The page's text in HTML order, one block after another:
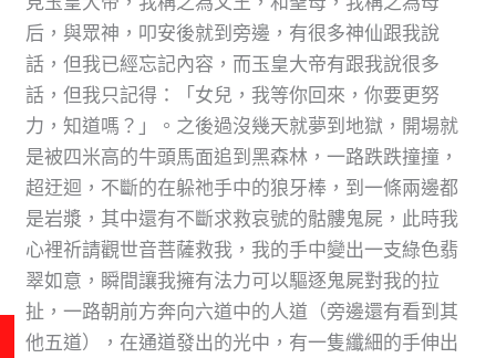
后，與眾神，叩安後就到旁邊，有很多神仙跟我說
話，但我已經忘記內容，而玉皇大帝有跟我說很多
話，但我只記得：「女兒，我等你回來，你要更努
力，知道嗎？」。之後過沒幾天就夢到地獄，開場就
是被四米高的牛頭馬面追到黑森林，一路跌跌撞撞，
超迂迴，不斷的在躲祂手中的狼牙棒，到一條兩邊都
是岩漿，其中還有不斷求救哀號的骷髏鬼屍，此時我
心裡祈請觀世音菩薩救我，我的手中變出一支綠色翡
翠如意，瞬間讓我擁有法力可以驅逐鬼屍對我的拉
扯，一路朝前方奔向六道中的人道（旁邊還有看到其
他五道），在通道發出的光中，有一隻纖細的手伸出